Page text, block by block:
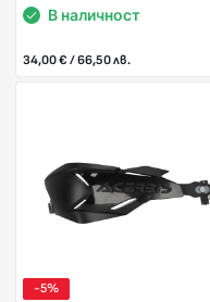
В наличност
34,00 € / 66,50 лв.
-5%